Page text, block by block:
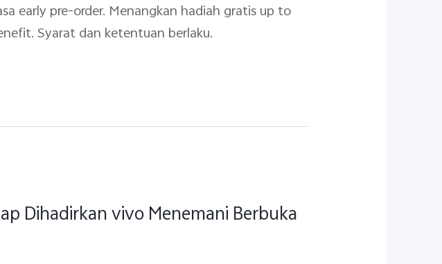
early pre-order. Menangkan hadiah gratis up to
Syarat dan ketentuan berlaku.
Dihadirkan vivo Menemani Berbuka